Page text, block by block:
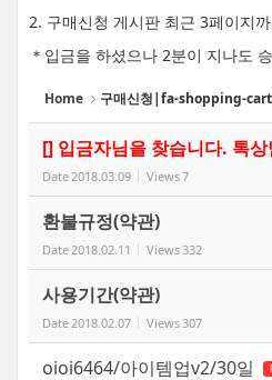
2. 구매신청 게시판 최근 3페이지
＊입금을 하셨으나 2분이 지나도
Home 구매신청|fa-shopping-cart
[] 입금자님을 찾습니다. 톡
Date 2018.03.09 Views7
환불규정(약관)
Date 2018.02.11 Views 332
사용기간(약관)
Date 2018.02.07 Views 307
oioi6464/아이템업v2/30일